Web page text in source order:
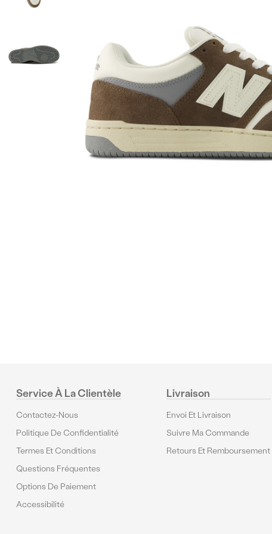
Service À La Clientèle
Contactez-Nous
Politique De Confidentialité
Termes Et Conditions
Questions Fréquentes
Options De Paiement
Accessibilité
Livraison
Envoi Et Livraison
Suivre Ma Commande
Retours Et Remboursement